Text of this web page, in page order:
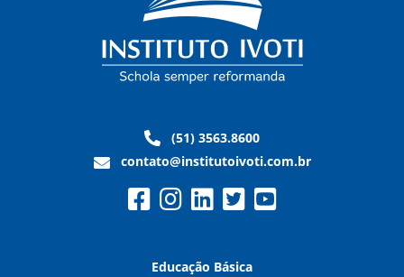
(51) 3563.8600
contato@institutoivoti.com.br
Educação Básica